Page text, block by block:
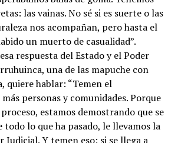
las vainas. No sé si es suerte o las
nos acompañan, pero hasta el
un muerto de casualidad”.
respuesta del Estado y el Poder
una de las mapuche con
quiere hablar: “Temen el
personas y comunidades. Porque
estamos demostrando que se
todo lo que ha pasado, le llevamos la
Judicial. Y temen eso: si se llega a